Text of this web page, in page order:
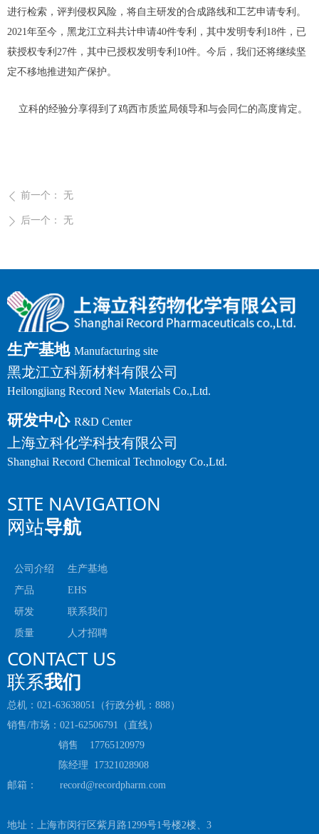
进行检索，评判侵权风险，将自主研发的合成路线和工艺申请专利。
2021年至今，黑龙江立科共计申请40件专利，其中发明专利18件，已
获授权专利27件，其中已授权发明专利10件。今后，我们还将继续坚
定不移地推进知产保护。
立科的经验分享得到了鸡西市质监局领导和与会同仁的高度肯定。
ꄴ 前一个： 无
ꄲ 后一个： 无
公司介绍
产品
研发
质量
生产基地
EHS
联系我们
人才招聘
SITE NAVIGATION
网站导航
CONTACT US
联系我们
总机：021-63638051（行政分机：888）
销售/市场：021-62506791（直线）
销售 17765120979
陈经理 17321028908
邮箱： record@recordpharm.com
地址：上海市闵行区紫月路1299号1号楼2楼、3
生产基地 Manufacturing site
黑龙江立科新材料有限公司
Heilongjiang Record New Materials Co.,Ltd.
研发中心 R&D Center
上海立科化学科技有限公司
Shanghai Record Chemical Technology Co.,Ltd.